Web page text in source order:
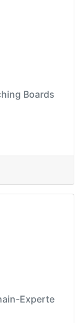
Boards
Experte